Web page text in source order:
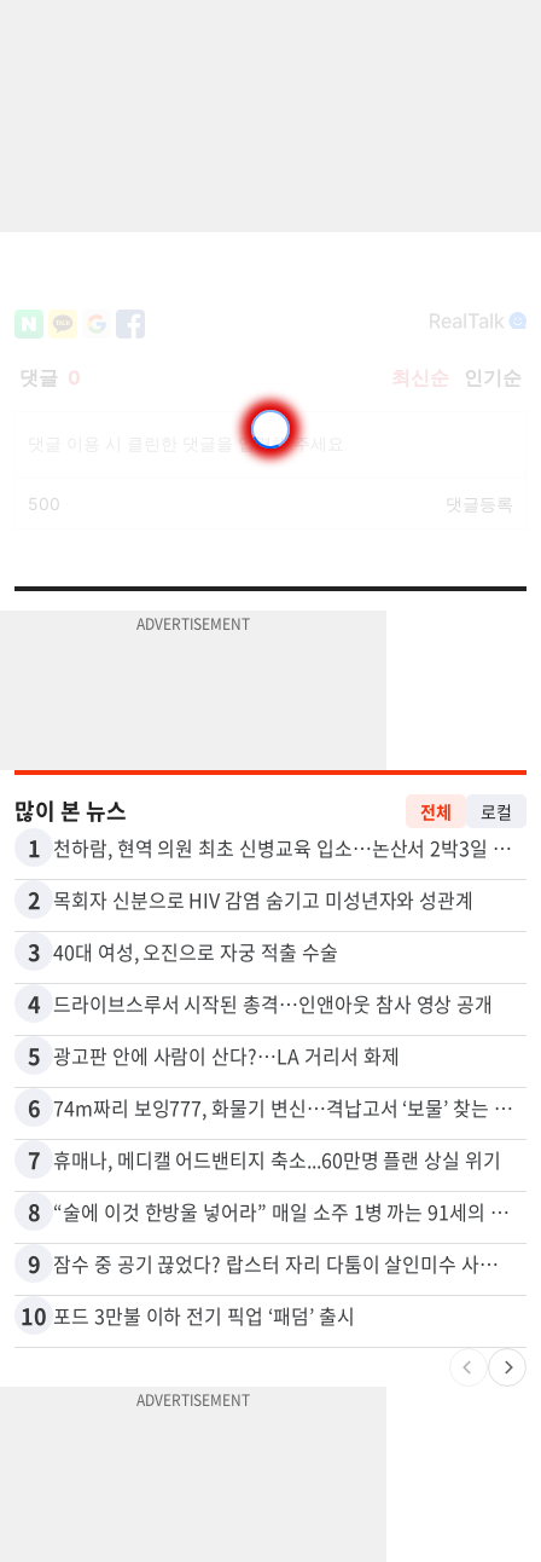
많이 본 뉴스 전체 로컬
1 천하람, 현역 의원 최초 신병교육 입소…논산서 2박3일 생활
2 목회자 신분으로 HIV 감염 숨기고 미성년자와 성관계
3 40대 여성, 오진으로 자궁 적출 수술
4 드라이브스루서 시작된 총격…인앤아웃 참사 영상 공개
5 광고판 안에 사람이 산다?…LA 거리서 화제
6 74m짜리 보잉777, 화물기 변신…격납고서 ‘보물’ 찾는 인천공항
7 휴매나, 메디캘 어드밴티지 축소...60만명 플랜 상실 위기
8 “술에 이것 한방울 넣어라” 매일 소주 1병 까는 91세의 철칙
9 잠수 중 공기 끊었다? 랍스터 자리 다툼이 살인미수 사건으로
10 포드 3만불 이하 전기 픽업 ‘패덤’ 출시